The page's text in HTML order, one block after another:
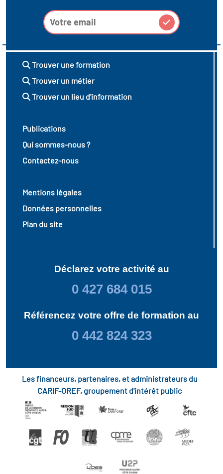
Trouver une formation
Trouver un métier
Trouver un lieu d'information
Publications
Qui sommes-nous ?
Contactez-nous
Mentions légales
Données personnelles
Plan du site
Déclarez votre activité au
0 427 684 015
Référencez votre offre de formation au
0 442 824 323
Les financeurs, partenaires, et administrateurs du
CARIF-OREF, groupement d'intérêt public